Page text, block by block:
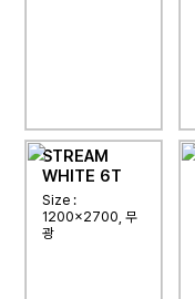
STREAM
WHITE 6T
Size :
1200x2700, 무
광